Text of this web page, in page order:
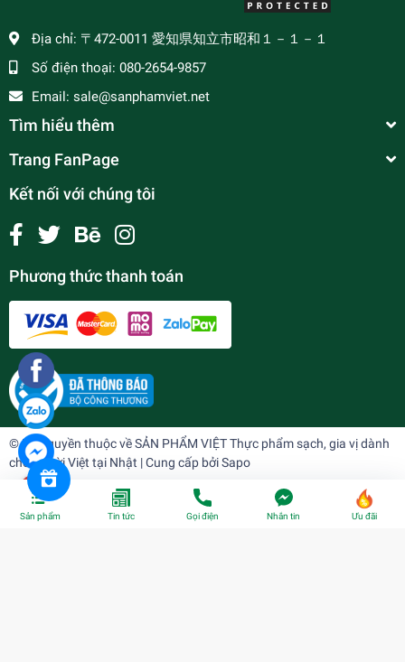
Địa chỉ: 〒472-0011 愛知県知立市昭和１－１－１
Số điện thoại: 080-2654-9857
Email: sale@sanphamviet.net
Tìm hiểu thêm
Trang FanPage
Kết nối với chúng tôi
Phương thức thanh toán
© Bản quyền thuộc vềSẢN PHẨM VIỆT Thực phẩm sạch, gia vị dành
cho người Việt tại Nhật | Cung cấp bởiSapo
Sản phẩm Tin tức Gọi điện Nhắn tin Ưu đãi